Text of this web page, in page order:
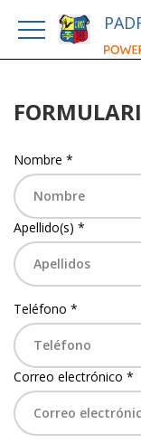
Nombre *
Apellido(s) *
Teléfono *
Correo electrónico *